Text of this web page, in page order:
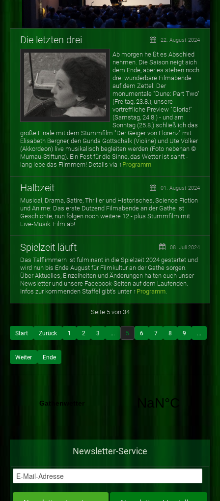
Die letzten drei 22. August 2024
Ab morgen heißt es Abschied
nehmen. Die Saison neigt sich
dem Ende, aber es stehen noch
drei wunderbare Filmabende
auf dem Zettel: Der
monumentale "Dune: Part Two"
(Freitag, 23.8.), unsere
vortreffliche Preview "Gloria!"
(Samstag, 24.8.) - und am
Sonntag (25.8.) schließlich das
große Finale mit dem Stummfilm "Der Geiger von Florenz" mit
Elisabeth Bergner, den Gunda Gottschalk (Violine) und Ute Völker
(Akkordeon) live musikalisch begleiten werden (Foto nebenan ©
Murnau-Stiftung). Ein Fest für die Sinne, das Wetter ist sanft -
lang lebe das Flimmern! Details via ↑ Programm.
Halbzeit 01. August 2024
Musical, Drama, Satire, Thriller und Historisches, Science Fiction
und Anime: Das erste Dutzend Filmabende an der Gathe ist
Geschichte, nun folgen noch weitere 12 - plus Stummfilm mit
Live-Musik. Film ab!
Spielzeit läuft 08. Juli 2024
Das Talflimmern ist fulminant in die Spielzeit 2024 gestartet und
wird nun bis Ende August für Filmkultur an der Gathe sorgen.
Über Aktuelles, Einzelheiten und Änderungen halten euch unser
Newsletter und unsere Facebook-Seiten auf dem Laufenden.
Infos zurkommenden Staffel gibt's unter ↑ Programm.
Seite 5 von 34
Start Zurück 1 2 3 ... 5 6 7 8 9 ...
Weiter Ende
Newsletter-Service